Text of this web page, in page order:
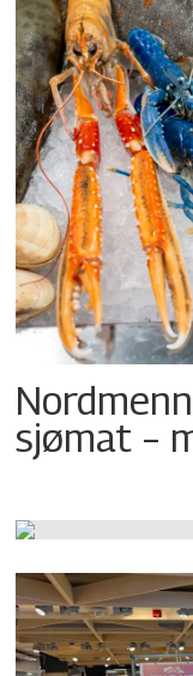
sjømat –